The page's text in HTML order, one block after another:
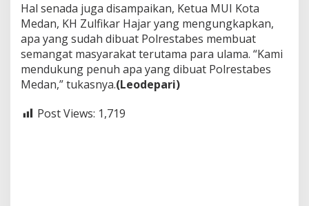
Hal senada juga disampaikan, Ketua MUI Kota
Medan, KH Zulfikar Hajar yang mengungkapkan,
apa yang sudah dibuat Polrestabes membuat
semangat masyarakat terutama para ulama. “Kami
mendukung penuh apa yang dibuat Polrestabes
Medan,” tukasnya.(Leodepari)
Post Views: 1,719